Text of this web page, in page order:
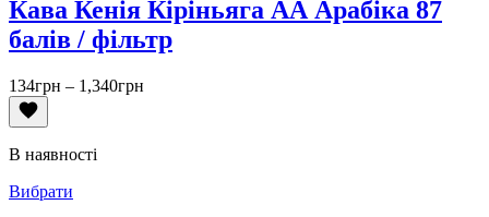
Кава Кенія Кіріньяга АА Арабіка 87
балів / фільтр
134грн – 1,340грн
В наявності
Вибрати